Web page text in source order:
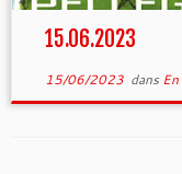
15.06.2023
15/06/2023dans